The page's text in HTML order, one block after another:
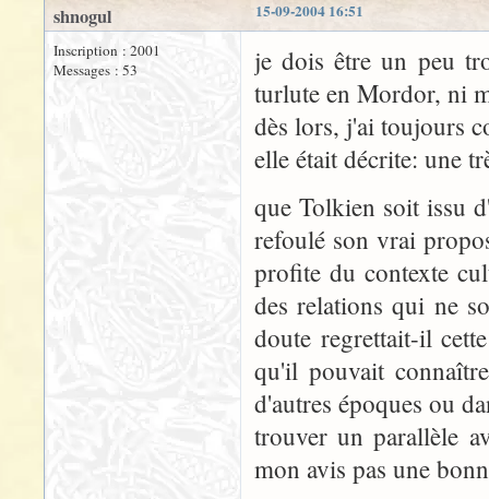
15-09-2004 16:51
shnogul
Inscription : 2001
Messages : 53
je dois être un peu
turlute en Mordor, ni
dès lors, j'ai toujours
elle était décrite: une
que Tolkien soit issu
refoulé son vrai
profite du contexte
des relations qui ne
doute regrettait-il
qu'il pouvait
d'autres époques ou
trouver un parallèle
mon avis pas une